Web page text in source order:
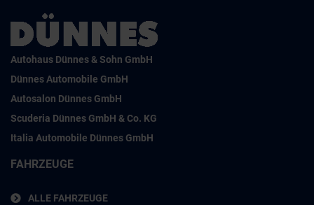
Autohaus Dünnes & Sohn GmbH
Dünnes Automobile GmbH
Autosalon Dünnes GmbH
Scuderia Dünnes GmbH & Co. KG
Italia Automobile Dünnes GmbH
FAHRZEUGE
ALLE FAHRZEUGE